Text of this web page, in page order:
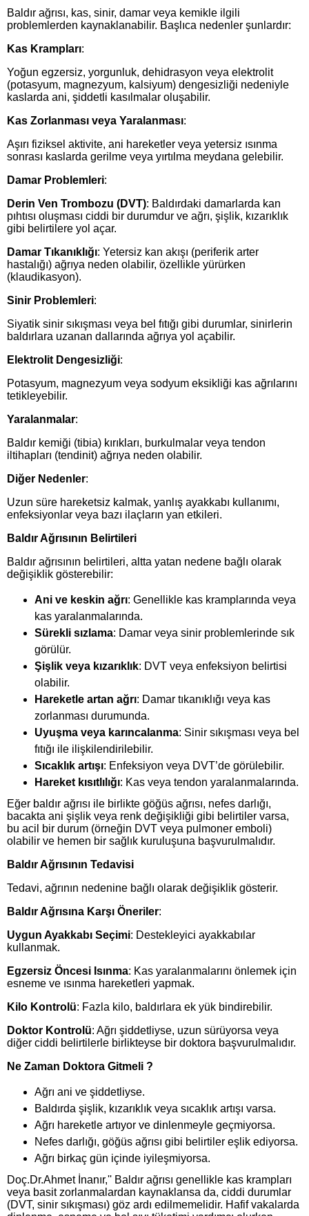
Baldır ağrısı, kas, sinir, damar veya kemikle ilgili
problemlerden kaynaklanabilir. Başlıca nedenler şunlardır:
Kas Krampları:
Yoğun egzersiz, yorgunluk, dehidrasyon veya elektrolit
(potasyum, magnezyum, kalsiyum) dengesizliği nedeniyle
kaslarda ani, şiddetli kasılmalar oluşabilir.
Kas Zorlanması veya Yaralanması:
Aşırı fiziksel aktivite, ani hareketler veya yetersiz ısınma
sonrası kaslarda gerilme veya yırtılma meydana gelebilir.
Damar Problemleri:
Derin Ven Trombozu (DVT): Baldırdaki damarlarda kan
pıhtısı oluşması ciddi bir durumdur ve ağrı, şişlik, kızarıklık
gibi belirtilere yol açar.
Damar Tıkanıklığı: Yetersiz kan akışı (periferik arter
hastalığı) ağrıya neden olabilir, özellikle yürürken
(klaudikasyon).
Sinir Problemleri:
Siyatik sinir sıkışması veya bel fıtığı gibi durumlar, sinirlerin
baldırlara uzanan dallarında ağrıya yol açabilir.
Elektrolit Dengesizliği:
Potasyum, magnezyum veya sodyum eksikliği kas ağrılarını
tetikleyebilir.
Yaralanmalar:
Baldır kemiği (tibia) kırıkları, burkulmalar veya tendon
iltihapları (tendinit) ağrıya neden olabilir.
Diğer Nedenler:
Uzun süre hareketsiz kalmak, yanlış ayakkabı kullanımı,
enfeksiyonlar veya bazı ilaçların yan etkileri.
Baldır Ağrısının Belirtileri
Baldır ağrısının belirtileri, altta yatan nedene bağlı olarak
değişiklik gösterebilir:
Ani ve keskin ağrı: Genellikle kas kramplarında veya
kas yaralanmalarında.
Sürekli sızlama: Damar veya sinir problemlerinde sık
görülür.
Şişlik veya kızarıklık: DVT veya enfeksiyon belirtisi
olabilir.
Hareketle artan ağrı: Damar tıkanıklığı veya kas
zorlanması durumunda.
Uyuşma veya karıncalanma: Sinir sıkışması veya bel
fıtığı ile ilişkilendirilebilir.
Sıcaklık artışı: Enfeksiyon veya DVT’de görülebilir.
Hareket kısıtlılığı: Kas veya tendon yaralanmalarında.
Eğer baldır ağrısı ile birlikte göğüs ağrısı, nefes darlığı,
bacakta ani şişlik veya renk değişikliği gibi belirtiler varsa,
bu acil bir durum (örneğin DVT veya pulmoner emboli)
olabilir ve hemen bir sağlık kuruluşuna başvurulmalıdır.
Baldır Ağrısının Tedavisi
Tedavi, ağrının nedenine bağlı olarak değişiklik gösterir.
Baldır Ağrısına Karşı Öneriler:
Uygun Ayakkabı Seçimi: Destekleyici ayakkabılar
kullanmak.
Egzersiz Öncesi Isınma: Kas yaralanmalarını önlemek için
esneme ve ısınma hareketleri yapmak.
Kilo Kontrolü: Fazla kilo, baldırlara ek yük bindirebilir.
Doktor Kontrolü: Ağrı şiddetliyse, uzun sürüyorsa veya
diğer ciddi belirtilerle birlikteyse bir doktora başvurulmalıdır.
Ne Zaman Doktora Gitmeli ?
Ağrı ani ve şiddetliyse.
Baldırda şişlik, kızarıklık veya sıcaklık artışı varsa.
Ağrı hareketle artıyor ve dinlenmeyle geçmiyorsa.
Nefes darlığı, göğüs ağrısı gibi belirtiler eşlik ediyorsa.
Ağrı birkaç gün içinde iyileşmiyorsa.
Doç.Dr.Ahmet İnanır,'' Baldır ağrısı genellikle kas krampları
veya basit zorlanmalardan kaynaklansa da, ciddi durumlar
(DVT, sinir sıkışması) göz ardı edilmemelidir. Hafif vakalarda